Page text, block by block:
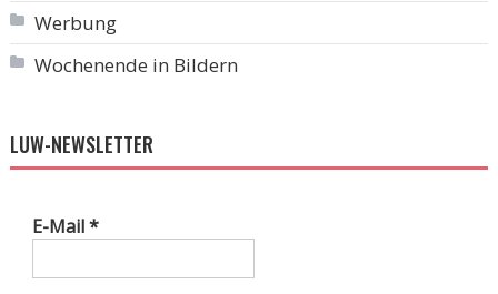
Werbung
Wochenende in Bildern
LUW-NEWSLETTER
E-Mail*